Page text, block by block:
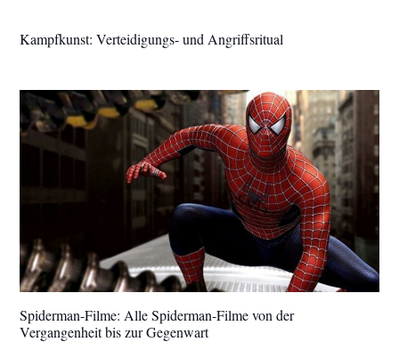
Kampfkunst: Verteidigungs- und Angriffsritual
Spiderman-Filme: Alle Spiderman-Filme von der
Vergangenheit bis zur Gegenwart